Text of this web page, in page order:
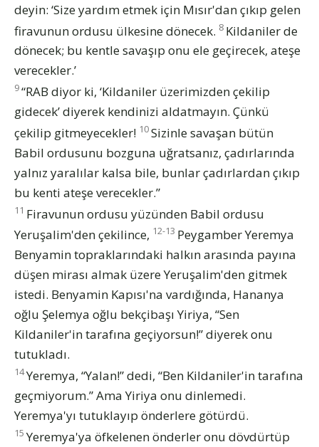
deyin: ‘Size yardım etmek için Mısır'dan çıkıp gelen
firavunun ordusu ülkesine dönecek. 8 Kildaniler de
dönecek; bu kentle savaşıp onu ele geçirecek, ateşe
verecekler.’
9“RAB diyor ki, ‘Kildaniler üzerimizden çekilip
gidecek’ diyerek kendinizi aldatmayın. Çünkü
çekilip gitmeyecekler! 10Sizinle savaşan bütün
Babil ordusunu bozguna uğratsanız, çadırlarında
yalnız yaralılar kalsa bile, bunlar çadırlardan çıkıp
bu kenti ateşe verecekler.”
11 Firavunun ordusu yüzünden Babil ordusu
Yeruşalim'den çekilince, 12-13 Peygamber Yeremya
Benyamin topraklarındaki halkın arasında payına
düşen mirası almak üzere Yeruşalim'den gitmek
istedi. Benyamin Kapısı'na vardığında, Hananya
oğlu Şelemya oğlu bekçibaşı Yiriya, “Sen
Kildaniler'in tarafına geçiyorsun!” diyerek onu
tutukladı.
14Yeremya, “Yalan!” dedi, “Ben Kildaniler'in tarafına
geçmiyorum.” Ama Yiriya onu dinlemedi.
Yeremya'yı tutuklayıp önderlere götürdü.
15 Yeremya'ya öfkelenen önderler onu dövdürtüp